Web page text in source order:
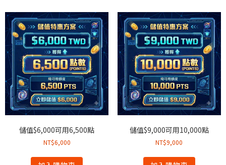
儲值$6,000可用6,500點
NT$6,000
儲值$9,000可用10,000點
NT$9,000